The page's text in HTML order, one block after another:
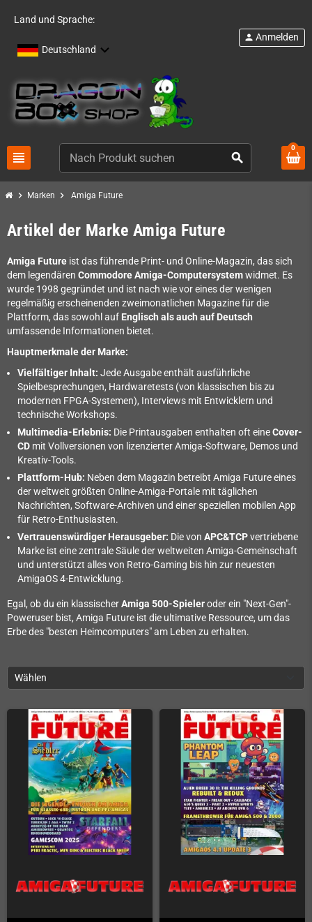
Land und Sprache:
Deutschland
view_headline search
person Anmelden
0
chevron_right Marken chevron_right Amiga Future
Artikel der Marke Amiga Future
Amiga Future ist das führende Print- und Online-Magazin, das sich
dem legendären Commodore Amiga-Computersystemwidmet. Es
wurde 1998 gegründet und ist nach wie vor eines der wenigen
regelmäßig erscheinenden zweimonatlichen Magazine für die
Plattform, das sowohl auf Englisch als auch auf Deutsch
umfassende Informationen bietet.
Hauptmerkmale der Marke:
Vielfältiger Inhalt: Jede Ausgabe enthält ausführliche
Spielbesprechungen, Hardwaretests (von klassischen bis zu
modernen FPGA-Systemen), Interviews mit Entwicklern und
technische Workshops.
Multimedia-Erlebnis: Die Printausgaben enthalten oft eineCover-
CD mit Vollversionen von lizenzierter Amiga-Software, Demos und
Kreativ-Tools.
Plattform-Hub: Neben dem Magazin betreibt Amiga Future eines
der weltweit größten Online-Amiga-Portale mit täglichen
Nachrichten, Software-Archiven und einer speziellen mobilen App
für Retro-Enthusiasten.
Vertrauenswürdiger Herausgeber: Die von APC&TCPvertriebene
Marke ist eine zentrale Säule der weltweiten Amiga-Gemeinschaft
und unterstützt alles von Retro-Gaming bis hin zur neuesten
AmigaOS 4-Entwicklung.
Egal, ob du ein klassischerAmiga 500-Spieleroder ein "Next-Gen"-
Poweruser bist, Amiga Future ist die ultimative Ressource, um das
Erbe des "besten Heimcomputers" am Leben zu erhalten.
Wählen